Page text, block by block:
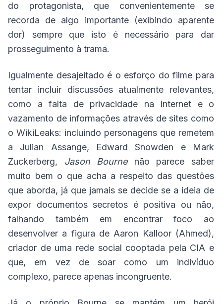
do protagonista, que convenientemente se
recorda de algo importante (exibindo aparente
dor) sempre que isto é necessário para dar
prosseguimento à trama.
Igualmente desajeitado é o esforço do filme para
tentar incluir discussões atualmente relevantes,
como a falta de privacidade na Internet e o
vazamento de informações através de sites como
o WikiLeaks: incluindo personagens que remetem
a Julian Assange, Edward Snowden e Mark
Zuckerberg, Jason Bournenão parece saber
muito bem o que acha a respeito das questões
que aborda, já que jamais se decide se a ideia de
expor documentos secretos é positiva ou não,
falhando também em encontrar foco ao
desenvolver a figura de Aaron Kalloor (Ahmed),
criador de uma rede social cooptada pela CIA e
que, em vez de soar como um indivíduo
complexo, parece apenas incongruente.